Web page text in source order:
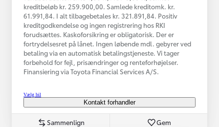
kreditbeløb kr. 259.900,00. Samlede kreditomk. kr.
61.991,84. I alt tilbagebetales kr. 321.891,84. Positiv
kreditgodkendelse og ingen registrering hos RKI
forudsættes. Kaskoforsikring er obligatorisk. Der er
fortrydelsesret på lånet. Ingen løbende mdl. gebyrer ved
betaling via en automatisk betalingstjeneste. Vi tager
forbehold for fejl, prisændringer og renteforhøjelser.
Finansiering via Toyota Financial Services A/S.
Vælg bil
Kontakt forhandler
Sammenlign Gem